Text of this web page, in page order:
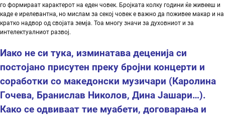
го формираат карактерот на еден човек. Бројката колку години ќе живееш и
каде е ирелевантна, но мислам за секој човек е важно да поживее макар и на
кратко надвор од својата земја. Тоа многу значи за духовниот и за
интелектуалниот развој.
Иако не си тука, изминатава деценија си
постојано присутен преку бројни концерти и
соработки со македонски музичари (Каролина
Гочева, Бранислав Николов, Дина Јашари…).
Како се одвиваат тие муабети, договарања и